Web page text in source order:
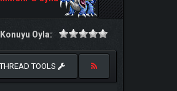
Konuyu Oyla:
THREAD TOOLS